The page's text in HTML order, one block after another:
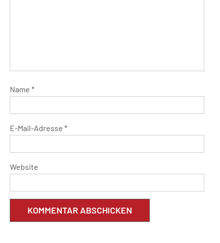
Name *
E-Mail-Adresse *
Website